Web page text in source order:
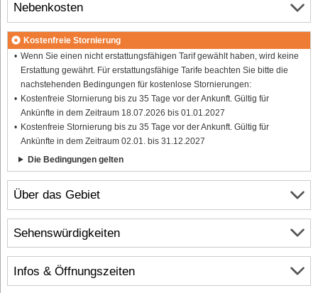
Über das Gebiet
Infos & Öffnungszeiten
Nebenkosten
Kostenfreie Stornierung
Wenn Sie einen nicht erstattungsfähigen Tarif gewählt haben, wird keine
Erstattung gewährt. Für erstattungsfähige Tarife beachten Sie bitte die
nachstehenden Bedingungen für kostenlose Stornierungen:
Kostenfreie Stornierung bis zu 35 Tage vor der Ankunft. Gültig für
Ankünfte in dem Zeitraum 18.07.2026 bis 01.01.2027
Kostenfreie Stornierung bis zu 35 Tage vor der Ankunft. Gültig für
Ankünfte in dem Zeitraum 02.01. bis 31.12.2027
Die Bedingungen gelten
Sehenswürdigkeiten